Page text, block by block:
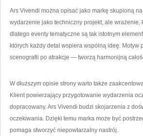
Ars Vivendi można opisać jako markę skupioną
wydarzenie jako techniczny projekt, ale wrażenie,
dlatego eventy tematyczne są tak istotnym
których każdy detal wspiera wspólną ideę.
scenografii po atrakcje — tworzą harmonijną
W dłuższym opisie strony warto także
Klient powierzający przygotowanie wydarzenia
dopracowany. Ars Vivendi budzi skojarzenia z
oczekiwania. Dzięki temu marka może być
pomaga stworzyć niepowtarzalny nastrój.